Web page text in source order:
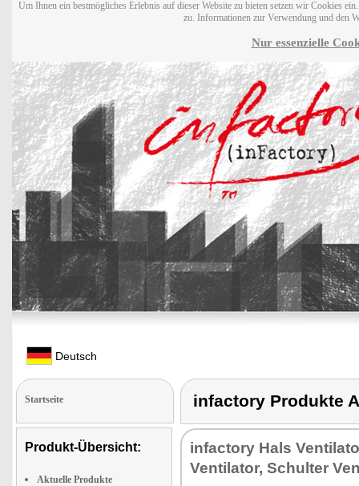
Um Ihnen ein bestmögliches Erlebnis auf dieser Website zu bieten setzen wir Cookies
zu. Informationen zur Verwendung und den
Nur essenzielle
Deutsch
Startseite
Produkt-Übersicht:
Aktuelle Produkte
infactory Produkte
in­fac­to­ry Hals
Ven­ti­la­tor, Schul­ter